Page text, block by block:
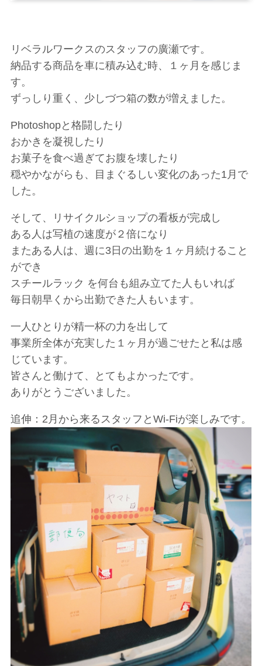
リベラルワークスのスタッフの廣瀬です。
納品する商品を車に積み込む時、１ヶ月を感じま
す。
ずっしり重く、少しづつ箱の数が増えました。
Photoshopと格闘したり
おかきを凝視したり
お菓子を食べ過ぎてお腹を壊したり
穏やかながらも、目まぐるしい変化のあった1月で
した。
そして、リサイクルショップの看板が完成し
ある人は写植の速度が２倍になり
またある人は、週に3日の出勤を１ヶ月続けること
ができ
スチールラック を何台も組み立てた人もいれば
毎日朝早くから出勤できた人もいます。
一人ひとりが精一杯の力を出して
事業所全体が充実した１ヶ月が過ごせたと私は感
じています。
皆さんと働けて、とてもよかったです。
ありがとうございました。
追伸：2月から来るスタッフとWi-Fiが楽しみです。